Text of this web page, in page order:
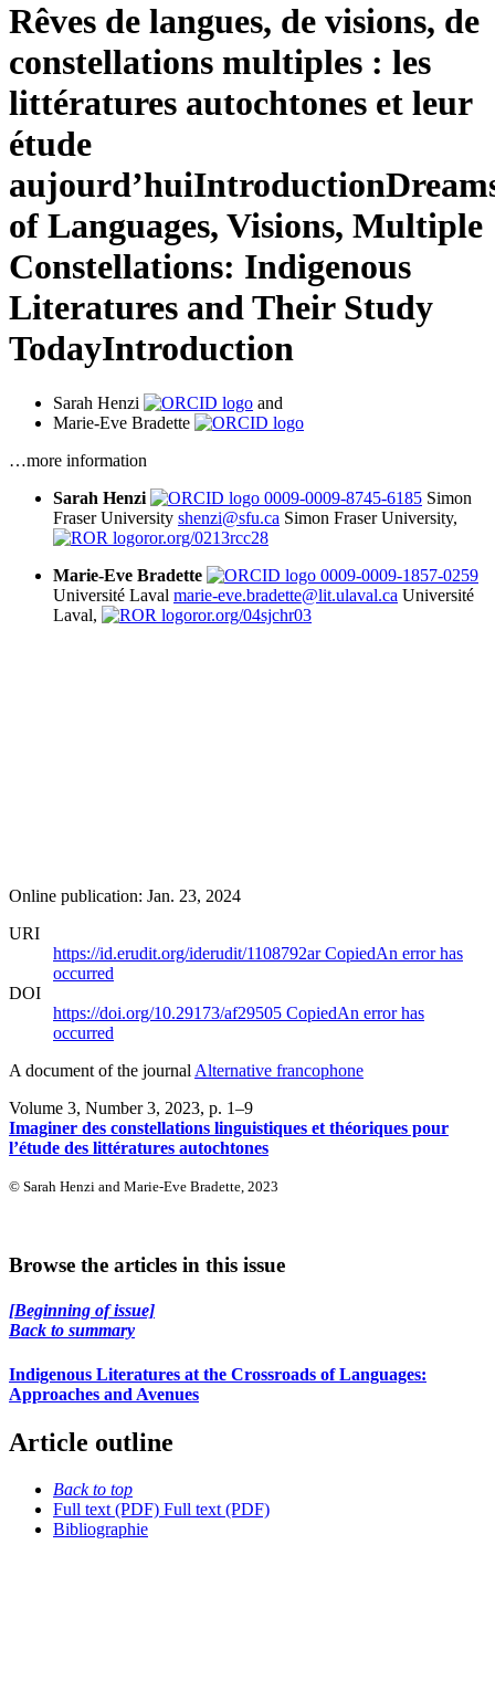
Rêves de langues, de visions, de
constellations multiples : les
littératures autochtones et leur
étude
aujourd’huiIntroduction
of Languages, Visions, Multiple
Constellations: Indigenous
Literatures and Their Study
TodayIntroduction
Sarah Henzi
and
Marie-Eve Bradette
…more information
Sarah Henzi
0009-0009-8745-6185 Simon
Fraser University shenzi@sfu.ca Simon Fraser University,
ror.org/0213rcc28
Marie-Eve Bradette
0009-0009-1857-0259
Université Laval marie-eve.bradette@lit.ulaval.ca Université
Laval,
ror.org/04sjchr03
Online publication: Jan. 23, 2024
URI
https://id.erudit.org/iderudit/1108792arCopiedAn error has
occurred
DOI
https://doi.org/10.29173/af29505 CopiedAn error has
occurred
A document of the journal Alternative francophone
Volume 3, Number 3, 2023, p. 1–9
Imaginer des constellations linguistiques et théoriques pour
l’étude des littératures autochtones
© Sarah Henzi and Marie-Eve Bradette, 2023
Browse the articles in this issue
[Beginning of issue]
Back to summary
Indigenous Literatures at the Crossroads of Languages:
Approaches and Avenues
Article outline
Back to top
Full text (PDF) Full text (PDF)
Bibliographie